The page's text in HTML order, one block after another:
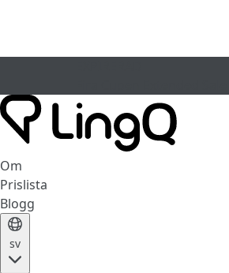
Om
Prislista
Blogg
sv